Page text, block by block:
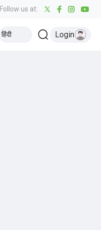
Follow us at:
हिंदी Login